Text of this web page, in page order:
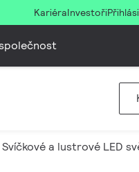
KariéraInvestoři
Svíčkové a lustrové LED